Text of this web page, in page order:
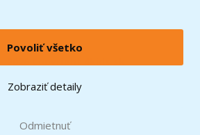
Povoliť všetko
Zobraziť detaily
Odmietnuť
sú ochrannými známkami spoločnosti LEGO Group. ©
2024 The LEGO Group.
verziu pre desktop
pri nákupe od